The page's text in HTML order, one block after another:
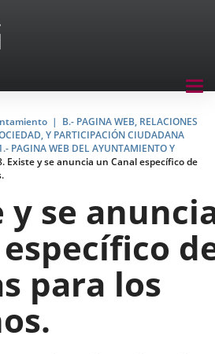
B.- PAGINA WEB, RELACIONES
Y PARTICIPACIÓN CIUDADANA
PAGINA WEB DEL AYUNTAMIENTO Y
Existe y se anuncia un Canal específico de
y se
para los